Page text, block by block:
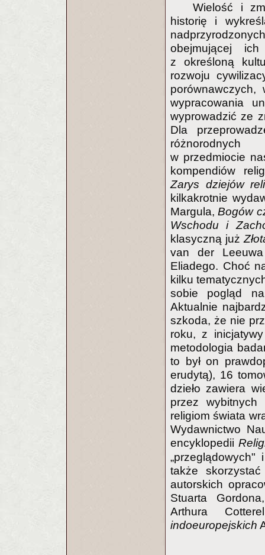
Wielość i
historię i
obejmującej
z określoną
rozwoju
wypracowania
wyprowadzić ze
Dla
różnorodnych
w przedmiocie
kompendiów
Zarys dziejów
kilkakrotnie
Margula,Bogów
Wschodu i
klasyczną już
van der
Eliadego. Choć
kilku
sobie pogląd
Aktualnie
szkoda, że nie
roku, z
metodologia
to był on
erudytą), 16
dzieło zawiera
przez wybitnych
religiom świata
Wydawnictwo
encyklopedii
„przeglądowych"
także
autorskich
Stuarta
Arthura
indoeuropejskich